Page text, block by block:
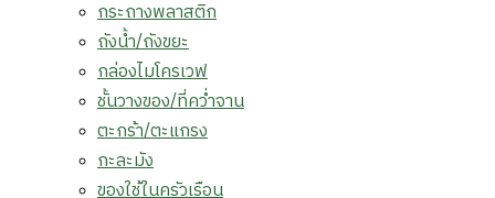
กระถางพลาสติก
ถังน้ำ/ถังขยะ
กล่องไมโครเวฟ
ชั้นวางของ/ที่คว่ำจาน
ตะกร้า/ตะแกรง
กะละมัง
ของใช้ในครัวเรือน